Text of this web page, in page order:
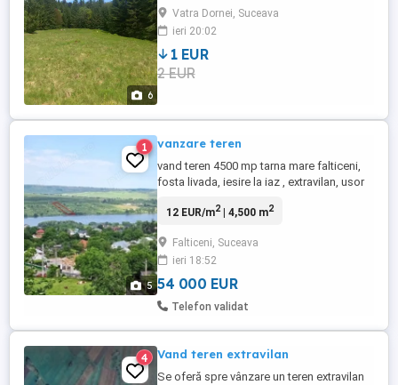
6
construirea unei cabane A Frame
deoarece este situat într-o zonă retrasă cu
acces auto,fără curent electric.Mai multe
detalii la nr. de telefon .
Vatra Dornei, Suceava
ieri 20:02
1 EUR
2 EUR
5
1 vanzare teren
vand teren 4500 mp tarna mare falticeni,
fosta livada, iesire la iaz , extravilan, usor
12 EUR/m2| 4,500 m2
Falticeni, Suceava
ieri 18:52
54 000 EUR
Telefon validat
4 Vand teren extravilan
Se oferă spre vânzare un teren extravilan